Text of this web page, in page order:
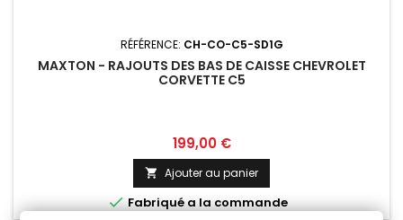
RÉFÉRENCE: CH-CO-C5-SD1G
MAXTON - RAJOUTS DES BAS DE CAISSE CHEVROLET
CORVETTE C5
Prix
199,00 €
 Ajouter au panier
Fabriqué a la commande